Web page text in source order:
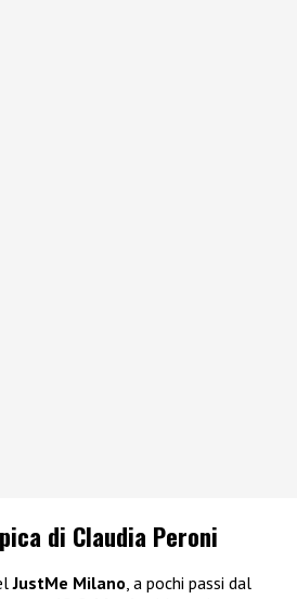
di Claudia Peroni
JustMe Milano, a pochi passi dal